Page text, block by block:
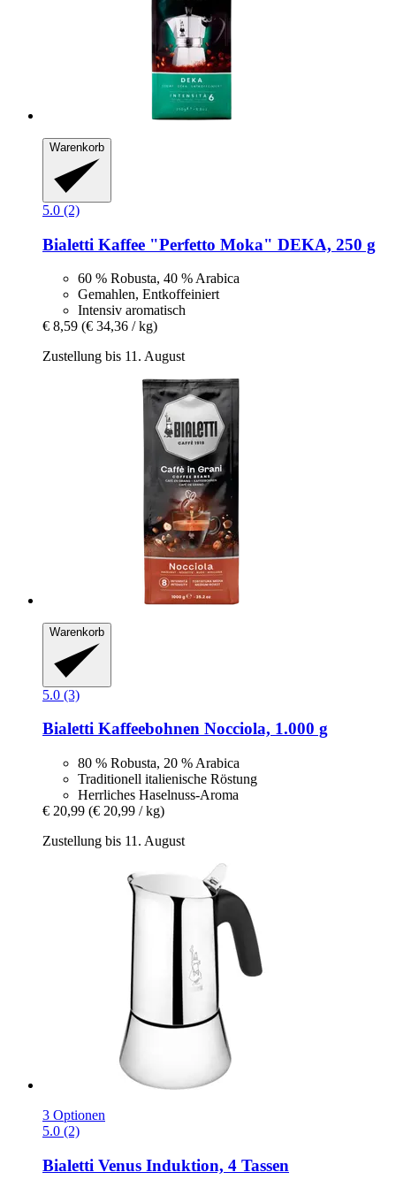
Warenkorb
5.0 (2)
Bialetti Kaffee "Perfetto Moka" DEKA, 250 g
60 % Robusta, 40 % Arabica
Gemahlen, Entkoffeiniert
Intensiv aromatisch
€ 8,59 (€ 34,36 / kg)
Zustellung bis 11. August
Warenkorb
5.0 (3)
Bialetti Kaffeebohnen Nocciola, 1.000 g
80 % Robusta, 20 % Arabica
Traditionell italienische Röstung
Herrliches Haselnuss-Aroma
€ 20,99 (€ 20,99 / kg)
Zustellung bis 11. August
3 Optionen
5.0 (2)
Bialetti Venus Induktion, 4 Tassen